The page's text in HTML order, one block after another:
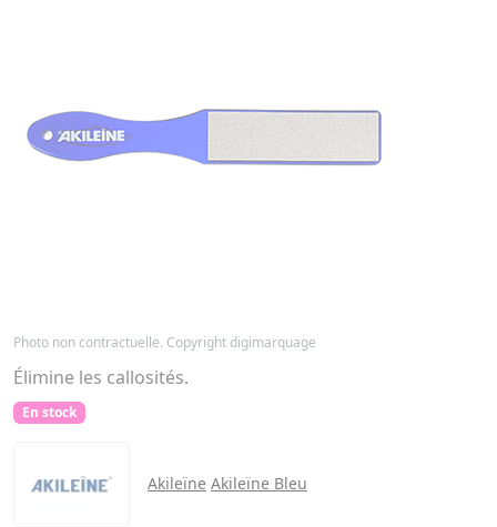
Photo non contractuelle. Copyright digimarquage
Élimine les callosités.
En stock
Akileïne Akileïne Bleu